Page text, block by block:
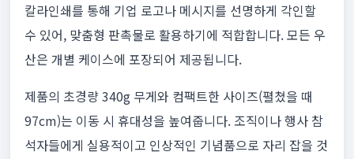
칼라인쇄를 통해 기업 로고나 메시지를 선명하게 각인할
수 있어, 맞춤형 판촉물로 활용하기에 적합합니다. 모든 우
산은 개별 케이스에 포장되어 제공됩니다.
제품의 초경량 340g 무게와 컴팩트한 사이즈(펼쳤을 때
97cm)는 이동 시 휴대성을 높여줍니다. 조직이나 행사 참
석자들에게 실용적이고 인상적인 기념품으로 자리 잡을 것